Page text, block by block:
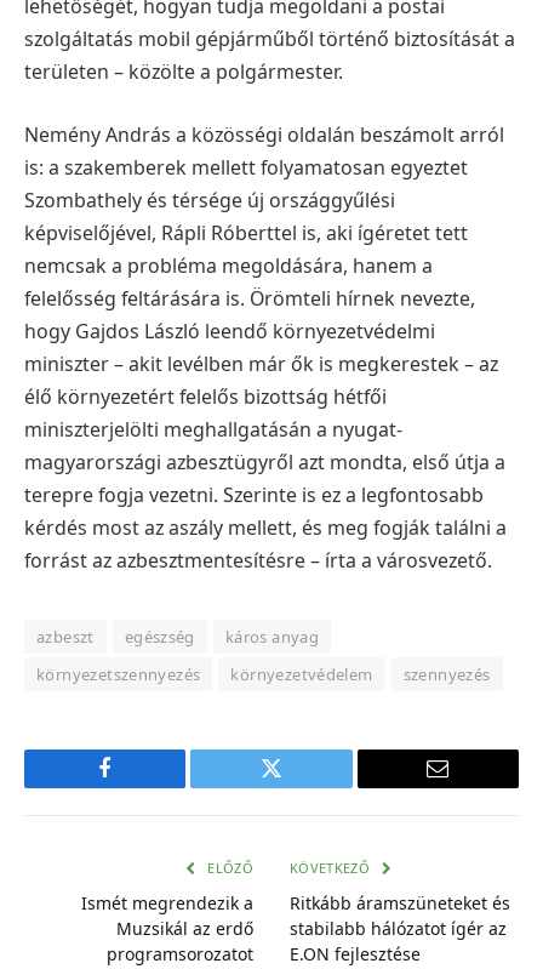
lehetőségét, hogyan tudja megoldani a postai
szolgáltatás mobil gépjárműből történő biztosítását a
területen – közölte a polgármester.
Nemény András a közösségi oldalán beszámolt arról
is: a szakemberek mellett folyamatosan egyeztet
Szombathely és térsége új országgyűlési
képviselőjével, Rápli Róberttel is, aki ígéretet tett
nemcsak a probléma megoldására, hanem a
felelősség feltárására is. Örömteli hírnek nevezte,
hogy Gajdos László leendő környezetvédelmi
miniszter – akit levélben már ők is megkerestek – az
élő környezetért felelős bizottság hétfői
miniszterjelölti meghallgatásán a nyugat-
magyarországi azbesztügyről azt mondta, első útja a
terepre fogja vezetni. Szerinte is ez a legfontosabb
kérdés most az aszály mellett, és meg fogják találni a
forrást az azbesztmentesítésre – írta a városvezető.
azbeszt egészség
káros anyag
környezetszennyezés
környezetvédelem szennyezés
Facebook Twitter
E-
ELŐZŐ
Ismét megrendezik a
Muzsikál az erdő
programsorozatot
KÖVETKEZŐ
Ritkább áramszüneteket és
stabilabb hálózatot ígér az
E.ON fejlesztése